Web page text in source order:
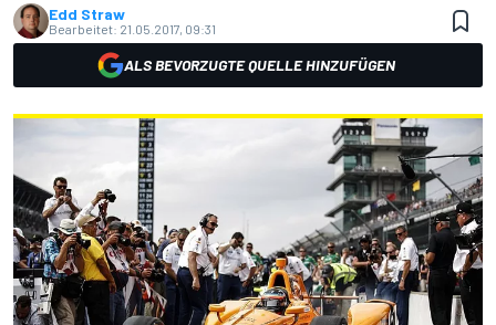
Edd Straw
Bearbeitet: 21.05.2017, 09:31
ALS BEVORZUGTE QUELLE HINZUFÜGEN